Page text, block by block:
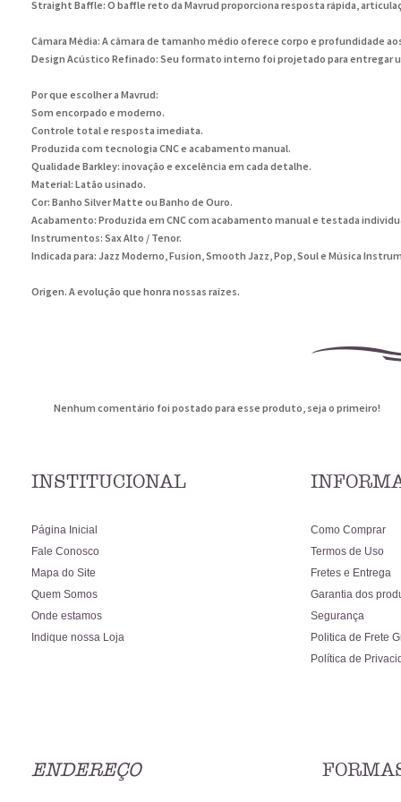
Straight Baffle: O baffle reto da Mavrud proporciona resposta rápida,
Câmara Média: A câmara de tamanho médio oferece corpo e profundidade
Design Acústico Refinado: Seu formato interno foi projetado para
Por que escolher a Mavrud:
Som encorpado e moderno.
Controle total e resposta imediata.
Produzida com tecnologia CNC e acabamento manual.
Qualidade Barkley: inovação e excelência em cada detalhe.
Material: Latão usinado.
Cor: Banho Silver Matte ou Banho de Ouro.
Acabamento: Produzida em CNC com acabamento manual e testada
Instrumentos: Sax Alto / Tenor.
Indicada para: Jazz Moderno, Fusion, Smooth Jazz, Pop, Soul e Música
Origen. A evolução que honra nossas raízes.
Nenhum comentário foi postado para esse produto, seja o primeiro!
INSTITUCIONAL
Página Inicial
Fale Conosco
Mapa do Site
Quem Somos
Onde estamos
Indique nossa Loja
Como Comprar
Termos de Uso
Fretes e Entrega
Garantia dos
Segurança
Politica de Frete
Política de
ENDEREÇO